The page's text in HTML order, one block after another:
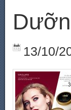
13/10/